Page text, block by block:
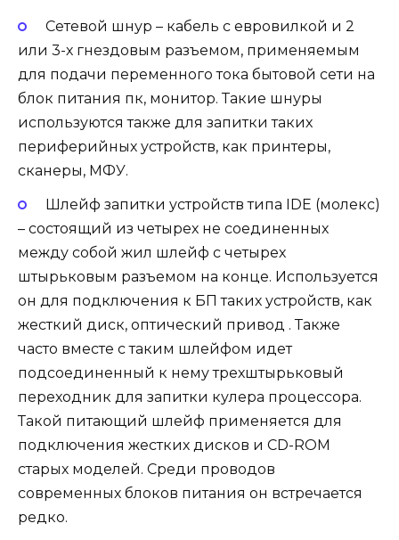
Сетевой шнур – кабель с евровилкой и 2
или 3-х гнездовым разъемом, применяемым
для подачи переменного тока бытовой сети на
блок питания пк, монитор. Такие шнуры
используются также для запитки таких
периферийных устройств, как принтеры,
сканеры, МФУ.
Шлейф запитки устройств типа IDE (молекс)
– состоящий из четырех не соединенных
между собой жил шлейф с четырех
штырьковым разъемом на конце. Используется
он для подключения к БП таких устройств, как
жесткий диск, оптический привод . Также
часто вместе с таким шлейфом идет
подсоединенный к нему трехштырьковый
переходник для запитки кулера процессора.
Такой питающий шлейф применяется для
подключения жестких дисков и CD-ROM
старых моделей. Среди проводов
современных блоков питания он встречается
редко.